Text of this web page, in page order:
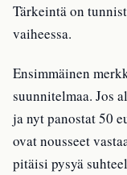
Tärkeintä on
vaiheessa.
Ensimmäinen
suunnitelmaa. Jos
ja nyt panostat 50
ovat nousseet
pitäisi pysyä